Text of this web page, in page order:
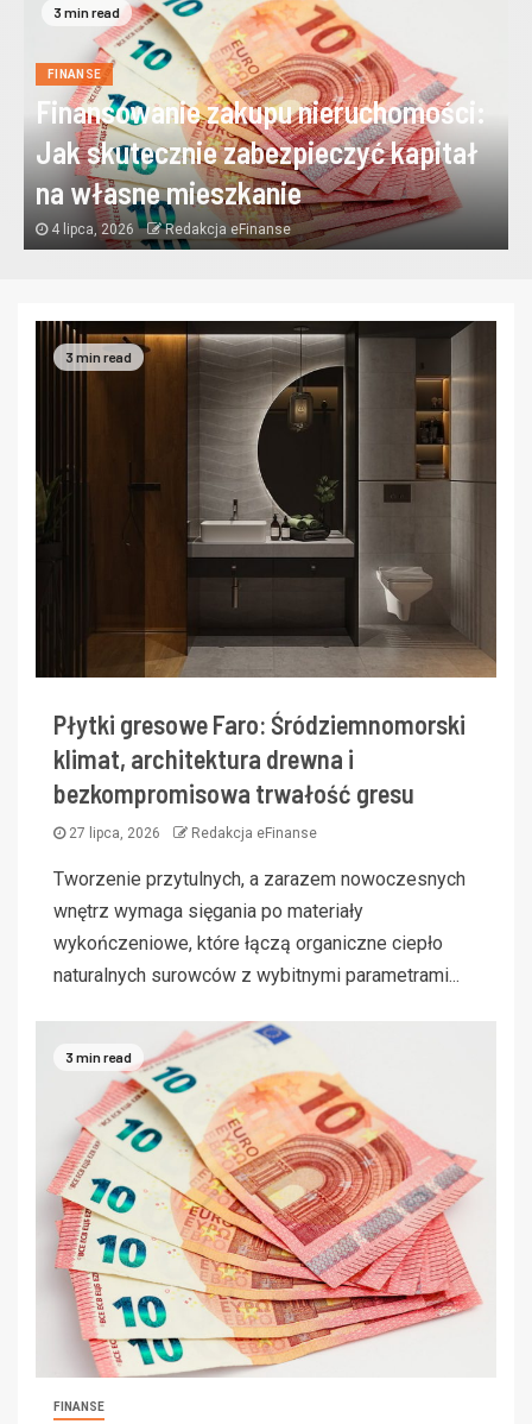
3 min read
FINANSE
Finansowanie zakupu nieruchomości:
Jak skutecznie zabezpieczyć kapitał
na własne mieszkanie
4 lipca, 2026 Redakcja eFinanse
3 min read
Płytki gresowe Faro: Śródziemnomorski
klimat, architektura drewna i
bezkompromisowa trwałość gresu
27 lipca, 2026 Redakcja eFinanse
Tworzenie przytulnych, a zarazem nowoczesnych
wnętrz wymaga sięgania po materiały
wykończeniowe, które łączą organiczne ciepło
naturalnych surowców z wybitnymi parametrami...
3 min read
FINANSE